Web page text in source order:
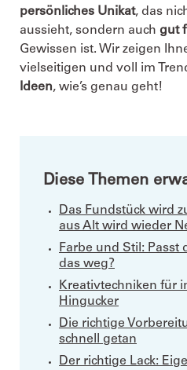
persönliches Unikat, das
aussieht, sondern auch gut
Gewissen ist. Wir zeigen
vielseitigen und voll im
Ideen, wie’s genau geht!
Diese Themen
Das Fundstück wird
aus Alt wird wieder
Farbe und Stil: Passt
das weg?
Kreativtechniken für
Hingucker
Die richtige
schnell getan
Der richtige Lack: